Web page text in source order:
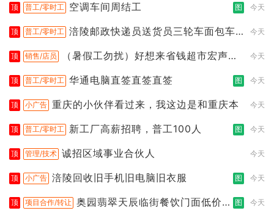
顶 普工/零时工 空调车间周结工 图 今天
顶 普工/零时工 涪陵邮政快递员送货员三轮车面包车
今天
顶 销售/店员
（暑假工勿扰）好想来省钱超市宏声桥
今天
顶 普工/零时工 华通电脑直签直签直签 图 今天
顶 小广告 重庆的小伙伴看过来，我这边是和重庆本 今天
顶 普工/零时工 新工厂高薪招聘，普工100人 图 今天
顶 管理/技术 诚招区域事业合伙人 今天
顶 小广告 涪陵回收旧手机旧电脑旧衣服 图 今天
顶 项目合作/转让 奥园翡翠天辰临街餐饮门面低价转
图 今天